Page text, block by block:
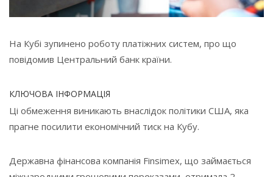
На Кубі зупинено роботу платіжних систем, про що
повідомив Центральний банк країни.
КЛЮЧОВА ІНФОРМАЦІЯ
Ці обмеження виникають внаслідок політики США, яка
прагне посилити економічний тиск на Кубу.
Державна фінансова компанія Finsimex, що займається